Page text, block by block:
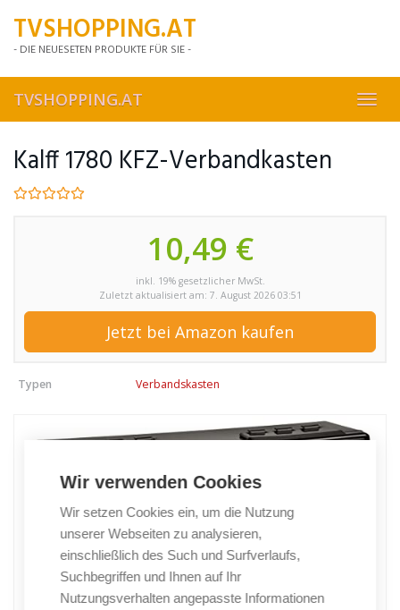
mainTVSHOPPING.AT
- DIE NEUESETEN PRODUKTE FÜR SIE -
TVSHOPPING.AT
Kalff 1780 KFZ-Verbandkasten
10,49 €
inkl. 19% gesetzlicher MwSt.
Zuletzt aktualisiert am: 7. August 2026 03:51
Jetzt bei Amazon kaufen
Typen Verbandskasten
Wir verwenden Cookies
Wir setzen Cookies ein, um die Nutzung
unserer Webseiten zu analysieren,
einschließlich des Such und Surfverlaufs,
Suchbegriffen und Ihnen auf Ihr
Nutzungsverhalten angepasste Informationen